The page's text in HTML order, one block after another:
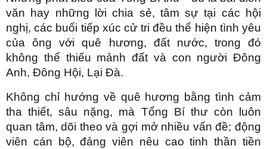
văn hay những lời chia sẻ, tâm sự tại các hội
nghị, các buổi tiếp xúc cử tri đều thể hiện tình yêu
của ông với quê hương, đất nước, trong đó
không thể thiếu mảnh đất và con người Đông
Anh, Đông Hội, Lại Đà.
Không chỉ hướng về quê hương bằng tình cảm
tha thiết, sâu nặng, mà Tổng Bí thư còn luôn
quan tâm, dõi theo và gợi mở nhiều vấn đề; động
viên cán bộ, đảng viên nêu cao tinh thần tiền